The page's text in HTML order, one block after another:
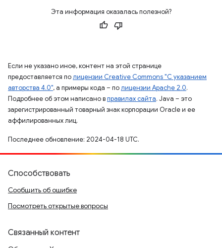
Эта информация оказалась полезной?
Если не указано иное, контент на этой странице
предоставляется полицензии Creative Commons "С указанием
авторства 4.0", а примеры кода – полицензии Apache 2.0.
Подробнее об этом написано вправилах сайта. Java – это
зарегистрированный товарный знак корпорации Oracle и ее
аффилированных лиц.
Последнее обновление: 2024-04-18 UTC.
Способствовать
Сообщить об ошибке
Посмотреть открытые вопросы
Связанный контент